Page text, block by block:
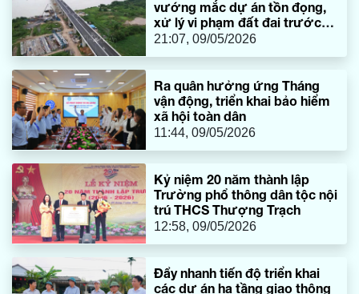
vướng mắc dự án tồn đọng,
xử lý vi phạm đất đai trước
năm 2025
21:07, 09/05/2026
Ra quân hưởng ứng Tháng
vận động, triển khai bảo hiểm
xã hội toàn dân
11:44, 09/05/2026
Kỷ niệm 20 năm thành lập
Trường phổ thông dân tộc nội
trú THCS Thượng Trạch
12:58, 09/05/2026
Đẩy nhanh tiến độ triển khai
các dự án hạ tầng giao thông